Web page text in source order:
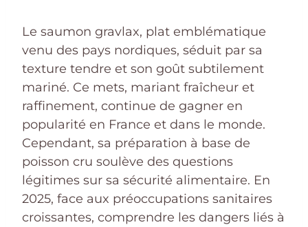
Le saumon gravlax, plat emblématique
venu des pays nordiques, séduit par sa
texture tendre et son goût subtilement
mariné. Ce mets, mariant fraîcheur et
raffinement, continue de gagner en
popularité en France et dans le monde.
Cependant, sa préparation à base de
poisson cru soulève des questions
légitimes sur sa sécurité alimentaire. En
2025, face aux préoccupations sanitaires
croissantes, comprendre les dangers liés à